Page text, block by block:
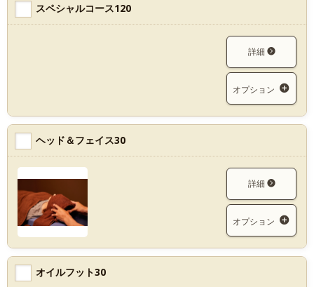
スペシャルコース120
詳細
オプション
ヘッド＆フェイス30
詳細
オプション
オイルフット30